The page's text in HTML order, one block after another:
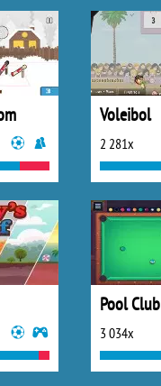
Voleibol
2 281x
Pool Club
3 034x